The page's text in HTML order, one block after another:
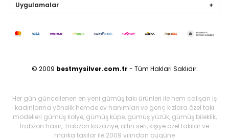
Uygulamalar
© 2009 bestmysilver.com.tr - Tüm Hakları Saklıdır.
Her gün güncellenen en yeni gümüş takı ürünleri ile hem çalışan iş
kadınlarına yönelik hemde ev hanımları ve genç kızlara özel takı
modelleri gümüş kolye, gümüş küpe, gümüş yüzük, gümüş bileklik,
trabzon hasır, trabzon kazaziye, altın seri, kişiye özel takılar ve
marka takılar ile 2009 yılından bugüne